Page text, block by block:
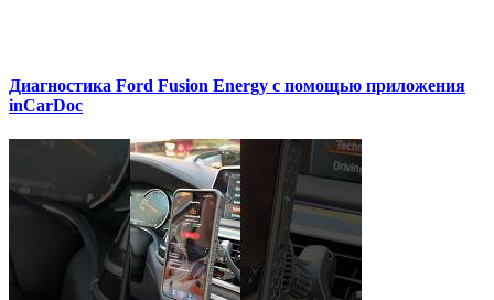
Диагностика Ford Fusion Energy с помощью приложения
inCarDoc